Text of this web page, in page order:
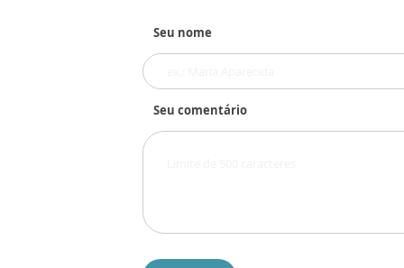
Seu nome
Seu comentário